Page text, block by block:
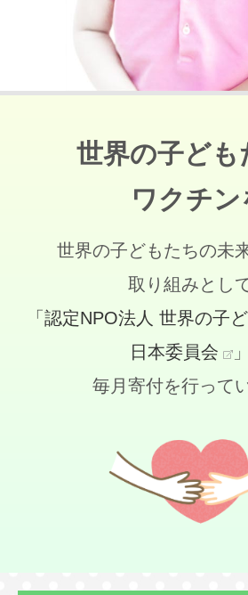
世界の子ども
ワクチン
世界の子どもたちの未
取り組みとして
「認定NPO法人 世界の子
日本委員会
毎月寄付を行って